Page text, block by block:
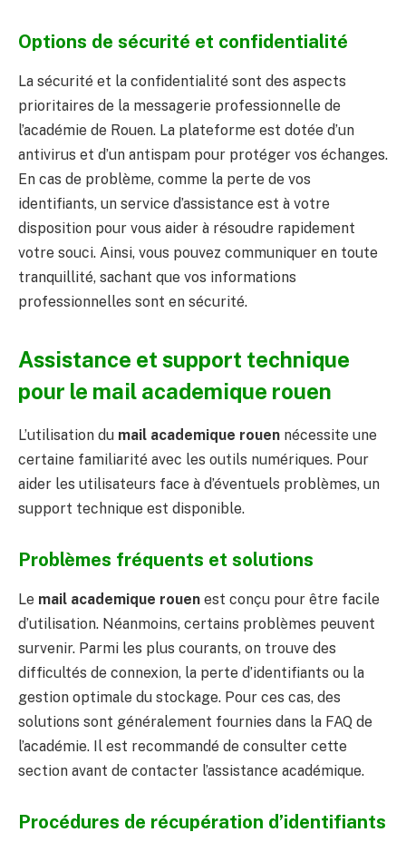
Options de sécurité et confidentialité
La sécurité et la confidentialité sont des aspects
prioritaires de la messagerie professionnelle de
l’académie de Rouen. La plateforme est dotée d’un
antivirus et d’un antispam pour protéger vos échanges.
En cas de problème, comme la perte de vos
identifiants, un service d’assistance est à votre
disposition pour vous aider à résoudre rapidement
votre souci. Ainsi, vous pouvez communiquer en toute
tranquillité, sachant que vos informations
professionnelles sont en sécurité.
Assistance et support technique
pour le mail academique rouen
L’utilisation du mail academique rouen nécessite une
certaine familiarité avec les outils numériques. Pour
aider les utilisateurs face à d’éventuels problèmes, un
support technique est disponible.
Problèmes fréquents et solutions
Le mail academique rouen est conçu pour être facile
d’utilisation. Néanmoins, certains problèmes peuvent
survenir. Parmi les plus courants, on trouve des
difficultés de connexion, la perte d’identifiants ou la
gestion optimale du stockage. Pour ces cas, des
solutions sont généralement fournies dans la FAQ de
l’académie. Il est recommandé de consulter cette
section avant de contacter l’assistance académique.
Procédures de récupération d’identifiants